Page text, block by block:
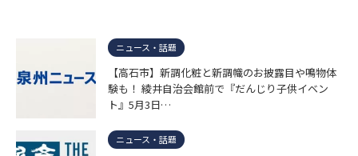
ニュース・話題
【高石市】新調化粧と新調幟のお披露目や鳴物体
験も！ 綾井自治会館前で『だんじり子供イベン
ト』5月3日…
ニュース・話題